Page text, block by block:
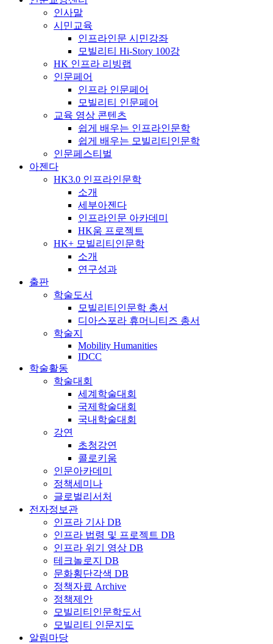
인사말
시민교육
인프라인문 시민강좌
모빌리티 Hi-Story 100강
HK 인프라 리빙랩
인문페어
인프라 인문페어
모빌리티 인문페어
교육 영상 콘텐츠
쉽게 배우는 인프라인문학
쉽게 배우는 모빌리티인문학
인문페스티벌
아젠다
HK3.0 인프라인문학
소개
세부아젠다
인프라인문 아카데미
HK움 프로젝트
HK+ 모빌리티인문학
소개
연구성과
출판
학술도서
모빌리티인문학 총서
디아스포라 휴머니티즈 총서
학술지
Mobility Humanities
IDCC
학술활동
학술대회
세계학술대회
국제학술대회
국내학술대회
강연
초청강연
콜로키움
인문아카데미
정책세미나
글로벌리서처
전자정보관
인프라 기사 DB
인프라 법령 및 프로젝트 DB
인프라 위기 영상 DB
테크놀로지 DB
문화횡단각색 DB
정책자료 Archive
정책제안
모빌리티인문학도서
모빌리티 인문지도
알림마당